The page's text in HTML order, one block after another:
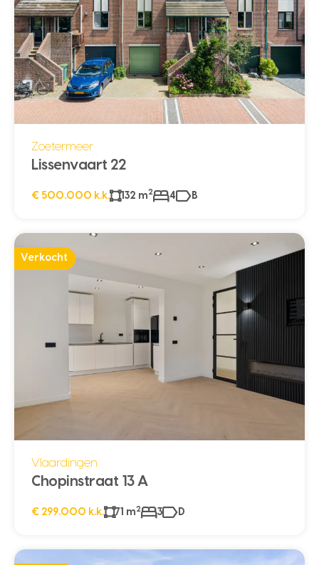
Zoetermeer
Lissenvaart 22
€ 500.000 k.k. 132 m2 4 B
Verkocht
Vlaardingen
Chopinstraat 13 A
€ 299.000 k.k. 71 m2 3 D